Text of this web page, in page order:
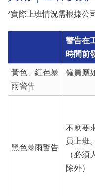
*實際上班情況需根據公
警告在
時間前
黃色、紅色暴
雨警告
僱員應
黑色暴雨警告
不應要
員上班。
（必須
除外）